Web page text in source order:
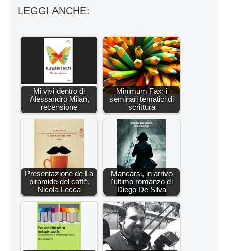
LEGGI ANCHE:
Mi vivi dentro di
Alessandro Milan,
recensione
Minimum Fax: i
seminari tematici di
scrittura
Presentazione de La
piramide del caffè,
Nicola Lecca
Mancarsi, in arrivo
l'ultimo romanzo di
Diego De Silva